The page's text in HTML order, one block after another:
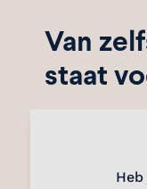
Van
staat